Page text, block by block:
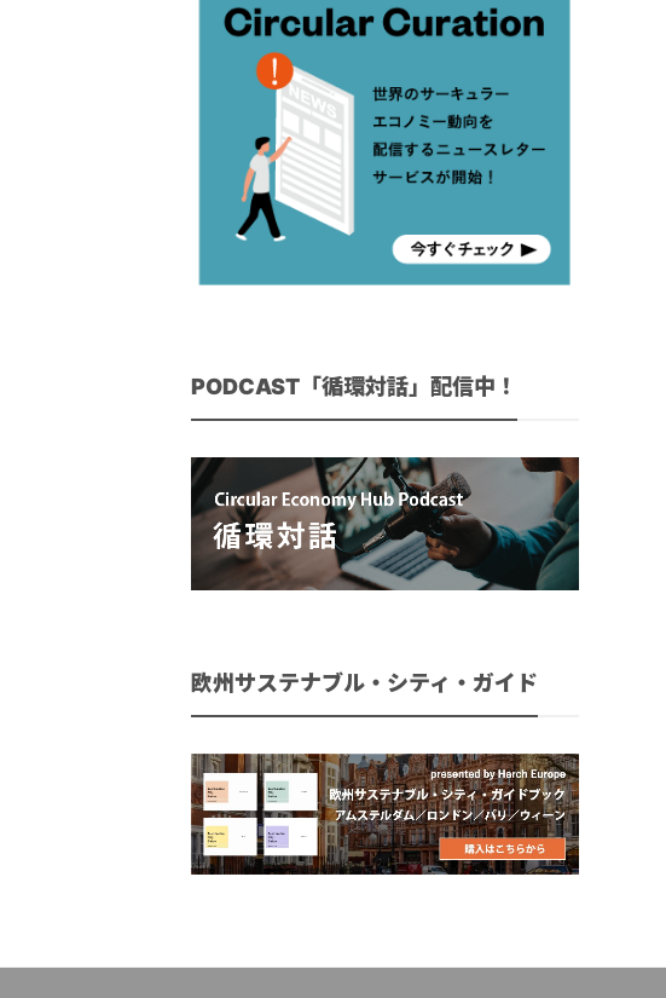
PODCAST「循環対話」配信中！
欧州サステナブル・シティ・ガイド